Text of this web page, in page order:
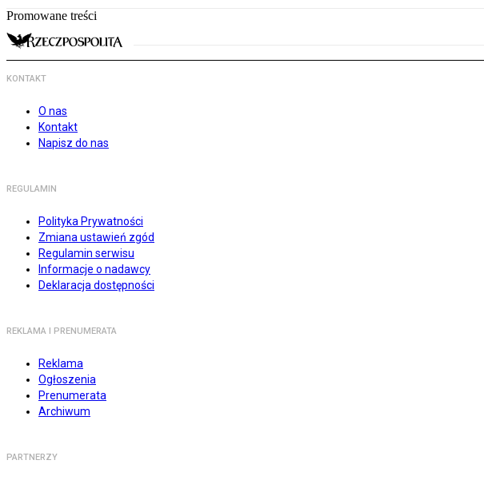
Promowane treści
KONTAKT
O nas
Kontakt
Napisz do nas
REGULAMIN
Polityka Prywatności
Zmiana ustawień zgód
Regulamin serwisu
Informacje o nadawcy
Deklaracja dostępności
REKLAMA I PRENUMERATA
Reklama
Ogłoszenia
Prenumerata
Archiwum
PARTNERZY